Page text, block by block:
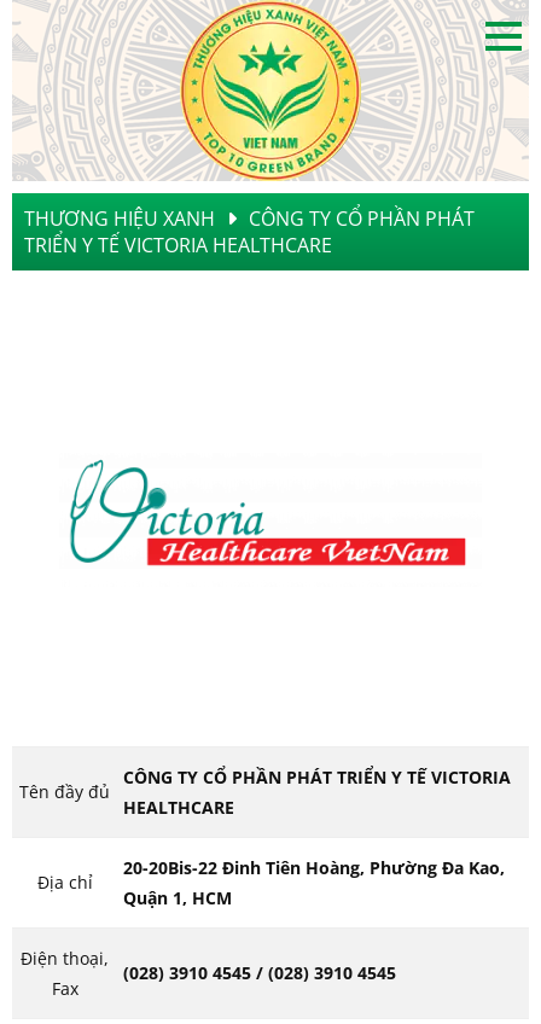
THƯƠNG HIỆU XANH
CÔNG TY CỔ PHẦN PHÁT
TRIỂN Y TẾ VICTORIA HEALTHCARE
Tên đầy đủ
CÔNG TY CỔ PHẦN PHÁT TRIỂN Y TẾ VICTORIA
HEALTHCARE
Địa chỉ
20-20Bis-22 Đinh Tiên Hoàng, Phường Đa Kao,
Quận 1, HCM
Điện thoại,
Fax
(028) 3910 4545 / (028) 3910 4545